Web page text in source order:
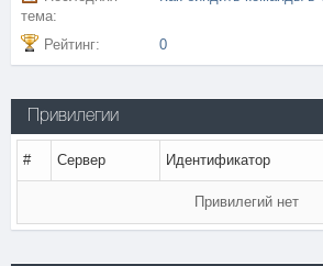
тема:
Рейтинг: 0
Привилегии
# Сервер Идентификатор
Привилегий нет